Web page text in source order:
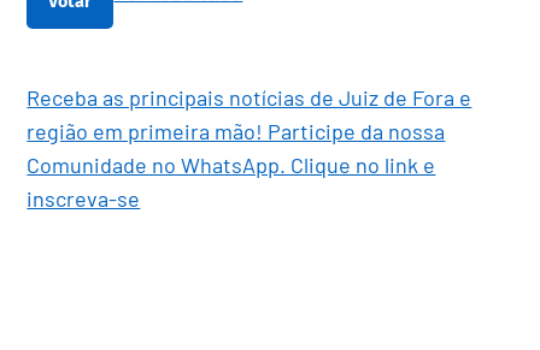
Receba as principais notícias de Juiz de Fora e
região em primeira mão! Participe da nossa
Comunidade no WhatsApp. Clique no link e
inscreva-se